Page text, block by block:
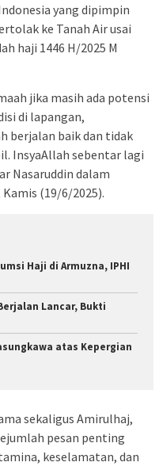
yang dipimpin
ke Tanah Air usai
haji 1446 H/2025 M
jika masih ada potensi
di lapangan,
berjalan baik dan tidak
InsyaAllah sebentar lagi
Nasaruddin dalam
(19/6/2025).
Haji di Armuzna, IPHI
Lancar, Bukti
atas Kepergian
sekaligus Amirulhaj,
pesan penting
keselamatan, dan